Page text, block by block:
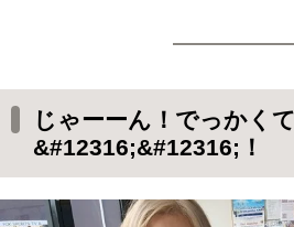
じゃーーん！でっかく
&#12316;&#12316;！